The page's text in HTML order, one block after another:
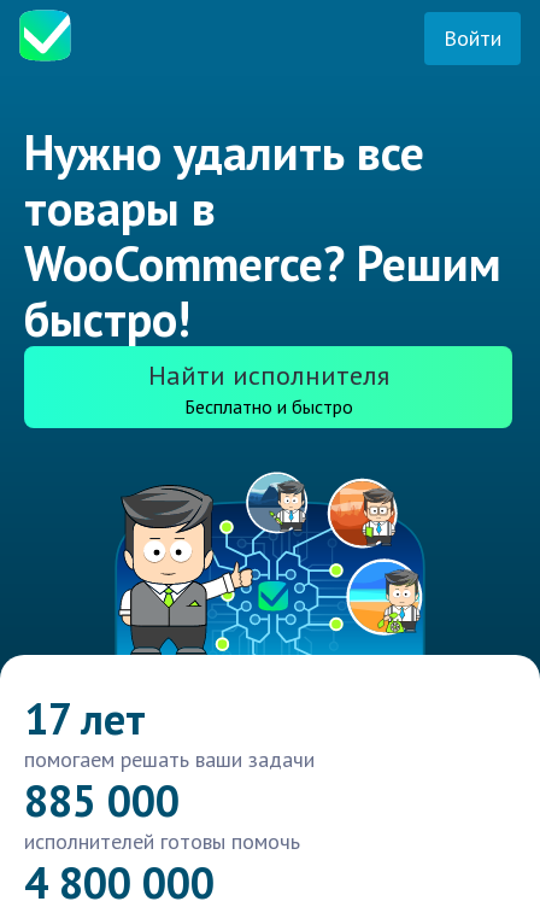
Войти
Нужно удалить все
товары в
WooCommerce? Решим
быстро!
Найти исполнителя
Бесплатно и быстро
17 лет
помогаем решать ваши задачи
885 000
исполнителей готовы помочь
4 800 000